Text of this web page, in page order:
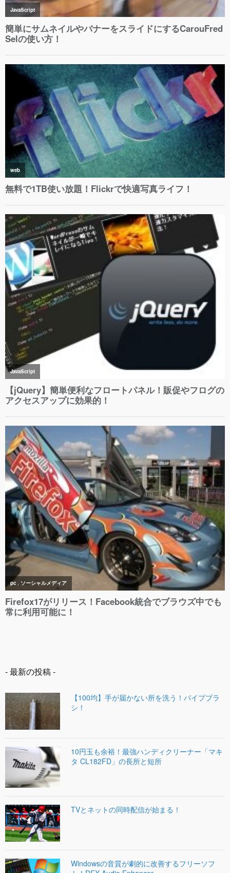
- 最新の投稿 -
【100均】手が届かない所を洗う！パイプブラ
シ！
10円玉も余裕！最強ハンディクリーナー「マキ
タ CL182FD」の長所と短所
TVとネットの同時配信が始まる！
Windowsの音質が劇的に改善するフリーソフ